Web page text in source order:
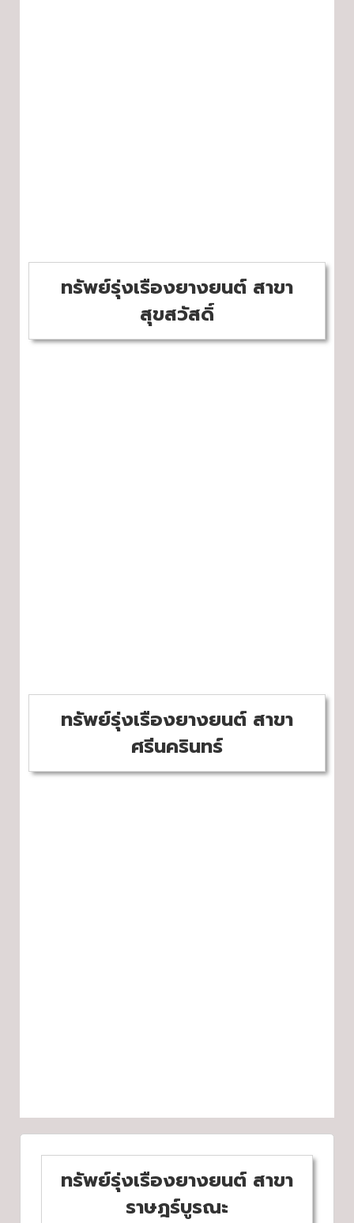
ทรัพย์รุ่งเรืองยางยนต์ สาขา
สุขสวัสดิ์
ทรัพย์รุ่งเรืองยางยนต์ สาขา
ศรีนครินทร์
ทรัพย์รุ่งเรืองยางยนต์ สาขา
ราษฎร์บูรณะ